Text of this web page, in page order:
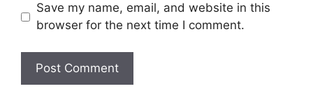
Save my name, email, and website in this
browser for the next time I comment.